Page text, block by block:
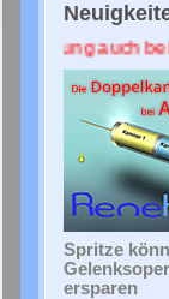
auch bei
Spritze
ersparen